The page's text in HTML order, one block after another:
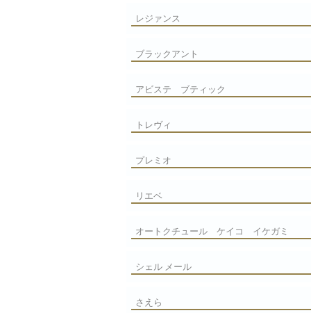
レジァンス
ブラックアント
アビステ ブティック
トレヴィ
プレミオ
リエベ
オートクチュール ケイコ イケガミ
シェル メール
さえら